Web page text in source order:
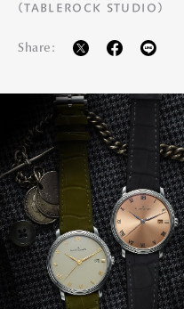
（TABLEROCK STUDIO）
Share: